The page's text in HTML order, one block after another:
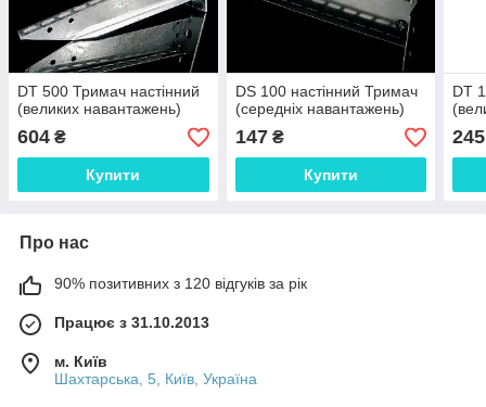
DT 500 Тримач настінний
(великих навантажень)
604 ₴
Купити
DS 100 настінний Тримач
(середніх навантажень)
147₴
Купити
DT
245
Про нас
90% позитивних з 120 відгуків за рік
Працює з 31.10.2013
м. Київ
Шахтарська, 5, Київ, Україна